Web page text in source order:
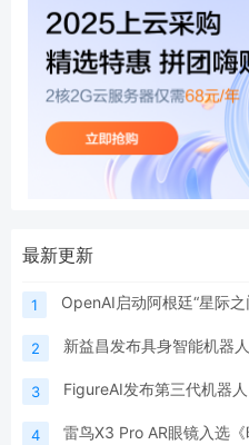
最新更新
1 OpenAI启动阿根廷“星际
2 新益昌发布具身智能机器
3 FigureAI发布第三代机器
4 雷鸟X3 Pro AR眼镜入选